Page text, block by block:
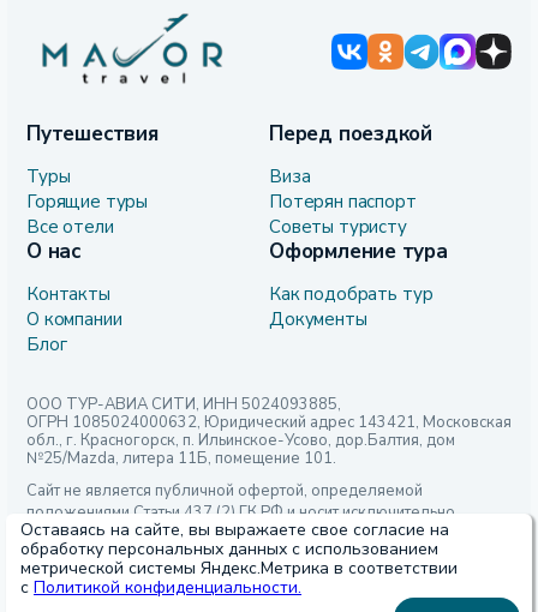
Путешествия
Туры
Горящие туры
Все отели
Перед поездкой
Виза
Потерян паспорт
Советы туристу
Оформление тура
Как подобрать тур
Документы
О нас
Контакты
О компании
Блог
ООО ТУР-АВИА СИТИ, ИНН 5024093885,
ОГРН 1085024000632, Юридический адрес 143421, Московская
обл., г. Красногорск, п. Ильинское-Усово, дор.Балтия, дом
№25/Mazda, литера 11Б, помещение 101.
Сайт не является публичной офертой, определяемой
положениями Статьи 437 (2) ГК РФ и носит исключительно
информационный характер. Для получения точной информации,
пожалуйста, обращайтесь по указанным контактным данным.
Политика обработки персональных данных
Оставаясь на сайте, вы выражаете свое согласие на
обработку персональных данных с использованием
метрической системы Яндекс.Метрика в соответствии
с Политикой конфиденциальности.